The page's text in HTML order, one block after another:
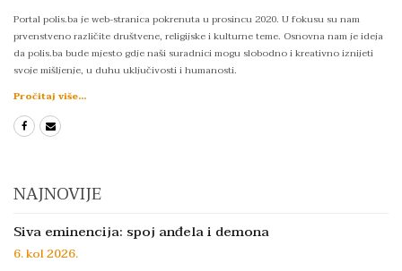
Portal polis.ba je web-stranica pokrenuta u prosincu 2020. U fokusu su nam
prvenstveno različite društvene, religijske i kulturne teme. Osnovna nam je ideja
da polis.ba bude mjesto gdje naši suradnici mogu slobodno i kreativno iznijeti
svoje mišljenje, u duhu uključivosti i humanosti.
Pročitaj više...
NAJNOVIJE
Siva eminencija: spoj anđela i demona
6. kol 2026.